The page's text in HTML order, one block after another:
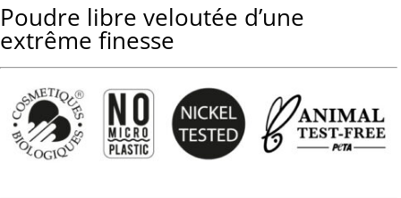
Poudre libre veloutée d’une
extrême finesse